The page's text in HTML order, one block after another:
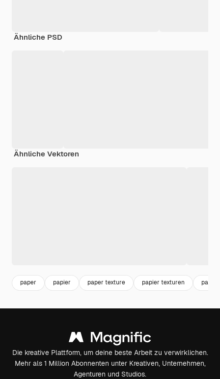
Ähnliche PSD
Ähnliche Vektoren
paper papier paper texture papier texturen
Die kreative Plattform, um deine beste Arbeit zu verwirklichen.
Mehr als 1 Million Abonnenten unter Kreativen, Unternehmen,
Agenturen und Studios.